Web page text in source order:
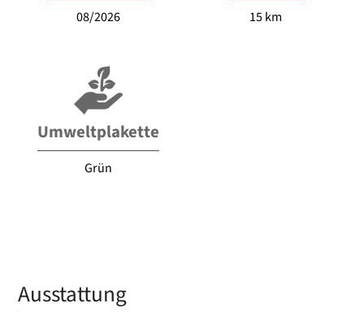
08/2026 15 km
Umweltplakette
Grün
Ausstattung